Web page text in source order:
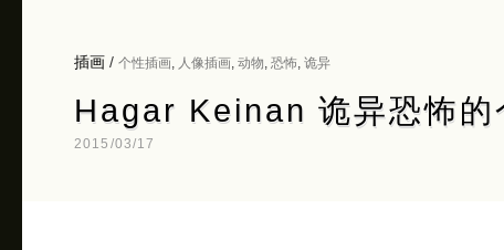
插画 / 个性插画 人像插画 动物 恐怖 诡异
Hagar Keinan 诡异恐怖的
2015/03/17